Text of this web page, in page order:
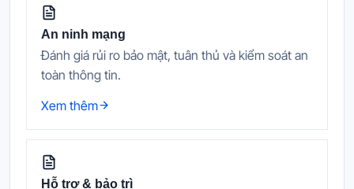
An ninh mạng
Đánh giá rủi ro bảo mật, tuân thủ và kiểm soát an
toàn thông tin.
Xem thêm
Hỗ trợ & bảo trì